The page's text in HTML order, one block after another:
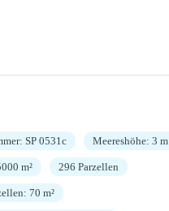
SP 0531c Meereshöhe: 3 m
m² 296 Parzellen
70 m²